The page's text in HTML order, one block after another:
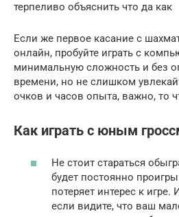
терпеливо объяснить что да как
Если же первое касание с
онлайн, пробуйте играть с
минимальную сложность и без
времени, но не слишком
очков и часов опыта, важно, то
Как играть с юным
Не стоит стараться
будет постоянно
потеряет интерес к
если видите, что ваш